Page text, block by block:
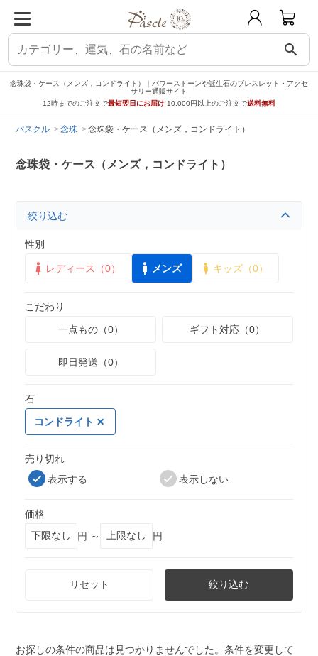
search
念珠袋・ケース（メンズ，コンドライト）｜パワーストーンや誕生石のブレスレット・アクセ
サリー通販サイト
12時までのご注文で最短翌日にお届け 10,000円以上のご注文で送料無料
パスクル 念珠 念珠袋・ケース（メンズ，コンドライト）
念珠袋・ケース（メンズ，コンドライト）
絞り込む
性別
レディース（0） メンズ キッズ（0）
こだわり
一点もの（0）
ギフト対応（0）
即日発送（0）
石
コンドライト
売り切れ
表示する
表示しない
価格
円 ～
円
リセット 絞り込む
お探しの条件の商品は見つかりませんでした。条件を変更して